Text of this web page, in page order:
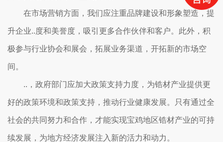
在市场营销方面，我们应注重品牌建设和形象塑造，提
升企业..度和美誉度，吸引更多合作伙伴和客户。此外，积
极参与行业协会和展会，拓展业务渠道，开拓新的市场空
间。
..，政府部门应加大政策支持力度，为锆材产业提供更
好的政策环境和政策支持，推动行业健康发展。只有通过全
社会的共同努力和合作，才能实现宝鸡地区锆材产业的可持
续发展，为地方经济发展注入新的活力和动力。